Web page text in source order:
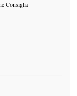
Consiglia